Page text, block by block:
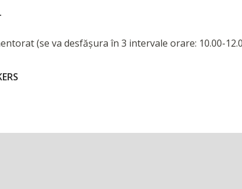
(se va desfășura în 3 intervale orare: 10.00-